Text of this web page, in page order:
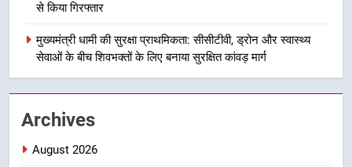
भारी से बहुत भारी वर्षा की चेतावनी के बीच
जिला प्रशासन अलर्ट, सभी विभागों को हाई
उत्तराखण्ड
से किया गिरफ्तार
मुख्यमंत्री धामी की सुरक्षा प्राथमिकता: सीसीटीवी, ड्रोन और स्वास्थ्य
सेवाओं के बीच शिवभक्तों के लिए बनाया सुरक्षित कांवड़ मार्ग
Archives
August 2026